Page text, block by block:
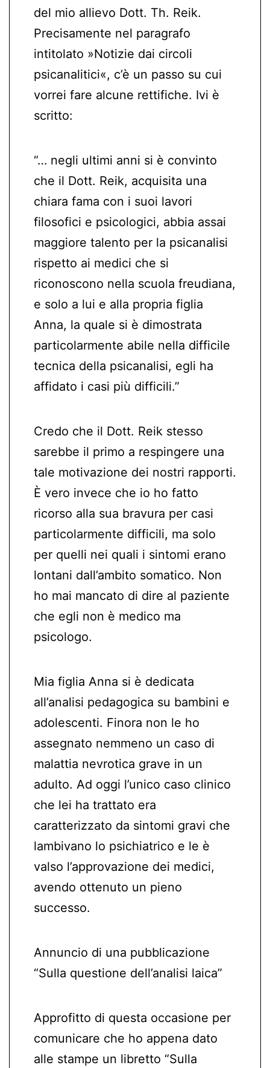
del mio allievo Dott. Th. Reik.
Precisamente nel paragrafo
intitolato »Notizie dai circoli
psicanalitici«, c’è un passo su cui
vorrei fare alcune rettifiche. Ivi è
scritto:
“… negli ultimi anni si è convinto
che il Dott. Reik, acquisita una
chiara fama con i suoi lavori
filosofici e psicologici, abbia assai
maggiore talento per la psicanalisi
rispetto ai medici che si
riconoscono nella scuola freudiana,
e solo a lui e alla propria figlia
Anna, la quale si è dimostrata
particolarmente abile nella difficile
tecnica della psicanalisi, egli ha
affidato i casi più difficili.”
Credo che il Dott. Reik stesso
sarebbe il primo a respingere una
tale motivazione dei nostri rapporti.
È vero invece che io ho fatto
ricorso alla sua bravura per casi
particolarmente difficili, ma solo
per quelli nei quali i sintomi erano
lontani dall’ambito somatico. Non
ho mai mancato di dire al paziente
che egli non è medico ma
psicologo.
Mia figlia Anna si è dedicata
all’analisi pedagogica su bambini e
adolescenti. Finora non le ho
assegnato nemmeno un caso di
malattia nevrotica grave in un
adulto. Ad oggi l’unico caso clinico
che lei ha trattato era
caratterizzato da sintomi gravi che
lambivano lo psichiatrico e le è
valso l’approvazione dei medici,
avendo ottenuto un pieno
successo.
Annuncio di una pubblicazione
“Sulla questione dell’analisi laica”
Approfitto di questa occasione per
comunicare che ho appena dato
alle stampe un libretto “Sulla